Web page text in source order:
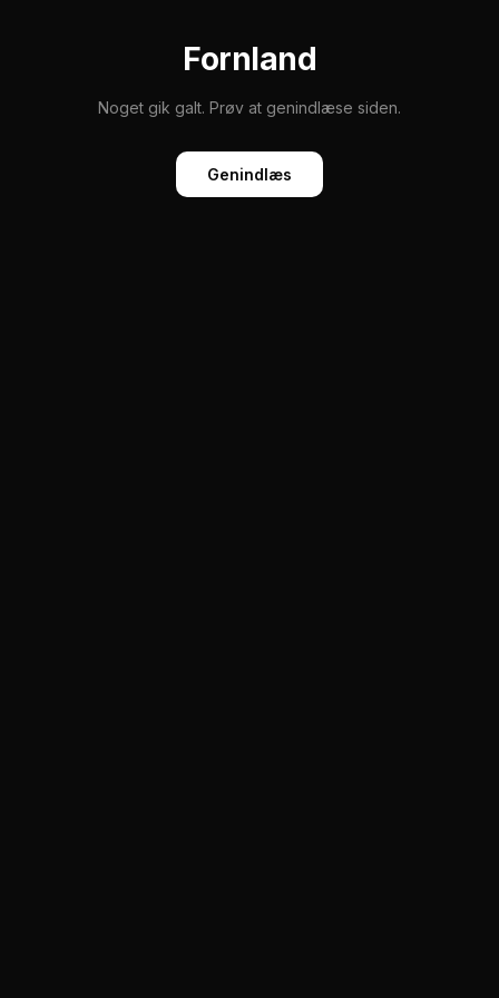
Fornland
Noget gik galt. Prøv at genindlæse siden.
Genindlæs